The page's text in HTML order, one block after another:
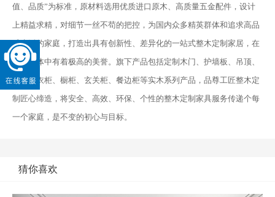
值、品质”为标准，原材料选用优质进口原木、高质量五金配件，设计
上精益求精，对细节一丝不苟的把控，为国内众多精英群体和追求高品
质生活的家庭，打造出具有创新性、差异化的一站式整木定制家居，在
消费群体中有着极高的美誉。旗下产品包括定制木门、护墙板、吊顶、
楼梯、衣柜、橱柜、玄关柜、餐边柜等实木系列产品，品尊工匠整木定
制匠心缔造，将安全、高效、环保、个性的整木定制家具服务传递个每
一个家庭，是不变的初心与目标。
猜你喜欢